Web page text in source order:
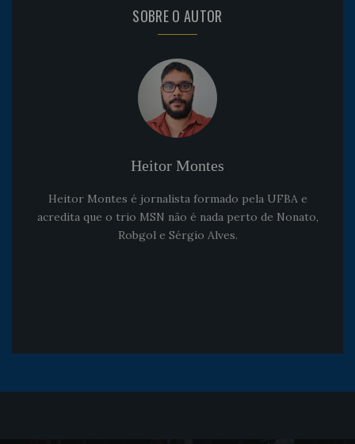
SOBRE O AUTOR
Heitor Montes
Heitor Montes é jornalista formado pela UFBA e
acredita que o trio MSN não é nada perto de Nonato,
Robgol e Sérgio Alves.